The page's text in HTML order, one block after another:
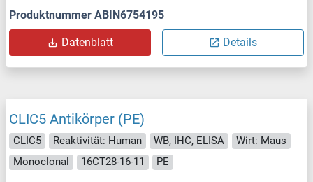
Produktnummer ABIN6754195
Datenblatt Details
CLIC5 Antikörper (PE)
CLIC5 Reaktivität: Human WB, IHC, ELISA
Wirt: Maus
Monoclonal
16CT28-16-11 PE